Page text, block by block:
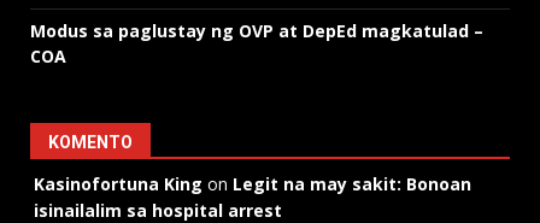
Modus sa paglustay ng OVP at DepEd magkatulad –
COA
KOMENTO
Kasinofortuna King on Legit na may sakit: Bonoan
isinailalim sa hospital arrest